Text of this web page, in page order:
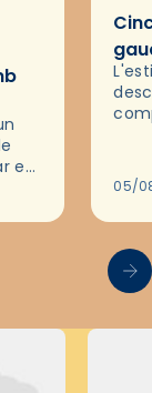
en
05/